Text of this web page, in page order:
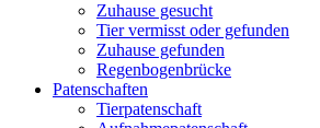
Zuhause gesucht
Tier vermisst oder gefunden
Zuhause gefunden
Regenbogenbrücke
Patenschaften
Tierpatenschaft